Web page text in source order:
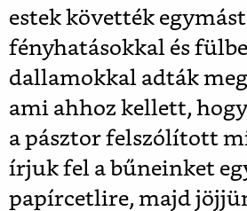
estek követték
fényhatásokkal és
dallamokkal adták
ami ahhoz kellett,
a pásztor felszólított
írjuk fel a bűneinket
papírcetlire, majd